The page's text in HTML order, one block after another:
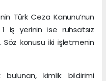
Türk Ceza Kanunu’nun
iş yerinin ise ruhsatsız
konusu iki işletmenin
bulunan, kimlik bildirimi